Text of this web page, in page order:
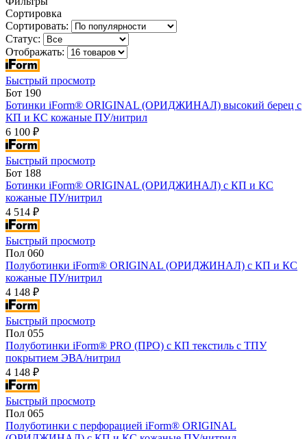
Сортировка
Сортировать:
Статус:
Отображать:
Быстрый просмотр
Бот 190
Ботинки iForm® ORIGINAL (ОРИДЖИНАЛ) высокий берец с
КП и КС кожаные ПУ/нитрил
6 100 ₽
Быстрый просмотр
Бот 188
Ботинки iForm® ORIGINAL (ОРИДЖИНАЛ) с КП и КС
кожаные ПУ/нитрил
4 514 ₽
Быстрый просмотр
Пол 060
Полуботинки iForm® ORIGINAL (ОРИДЖИНАЛ) с КП и КС
кожаные ПУ/нитрил
4 148 ₽
Быстрый просмотр
Пол 055
Полуботинки iForm® PRO (ПРО) с КП текстиль с ТПУ
покрытием ЭВА/нитрил
4 148 ₽
Быстрый просмотр
Пол 065
Полуботинки с перфорацией iForm® ORIGINAL